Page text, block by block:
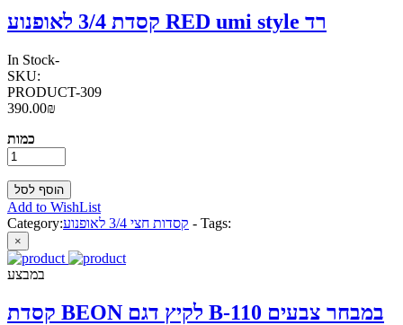
קסדת 3/4 לאופנוע RED umi style רד
In Stock-
SKU:
PRODUCT-309
390.00₪
כמות
Add to WishList
Category:
קסדות חצי 3/4 לאופנוע - Tags:
×
במבצע
קסדת BEON לקיץ דגם B-110 במבחר צבעים